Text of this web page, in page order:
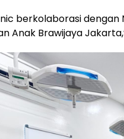
berkolaborasi
Anak Brawijaya